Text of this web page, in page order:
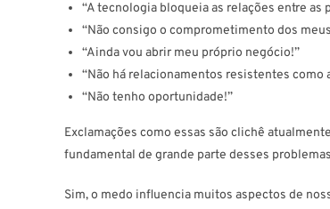
“A tecnologia bloqueia as relações entre as
“Não consigo o comprometimento dos
“Ainda vou abrir meu próprio negócio!”
“Não há relacionamentos resistentes como
“Não tenho oportunidade!”
Exclamações como essas são clichê
fundamental de grande parte desses
Sim, o medo influencia muitos aspectos de